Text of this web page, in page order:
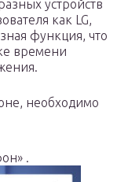
устройств
как LG,
функция, что
времени
необходимо
.